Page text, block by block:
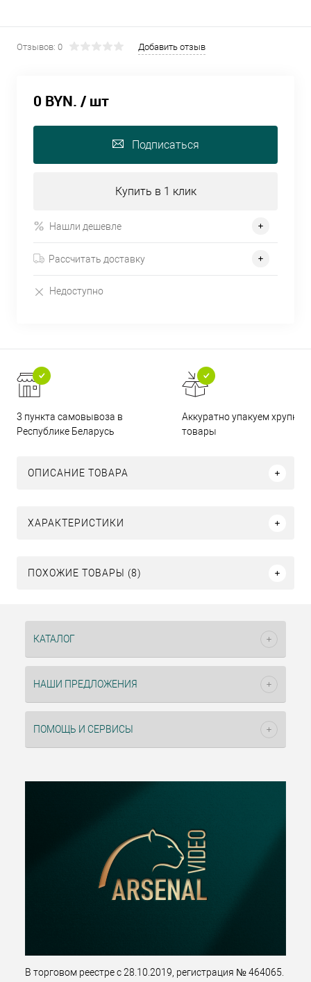
Отзывов: 0 Добавить отзыв
0 BYN. / шт
Подписаться
Купить в 1 клик
Нашли дешевле
Рассчитать доставку
Недоступно
3 пункта самовывоза в
Республике Беларусь
Аккуратно упакуем хрупкие
товары
ОПИСАНИЕ ТОВАРА
ХАРАКТЕРИСТИКИ
ПОХОЖИЕ ТОВАРЫ (8)
КАТАЛОГ
НАШИ ПРЕДЛОЖЕНИЯ
ПОМОЩЬ И СЕРВИСЫ
В торговом реестре с 28.10.2019, регистрация № 464065.